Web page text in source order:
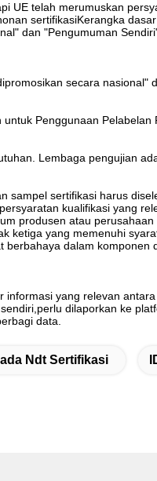
UE telah merumuskan
sertifikasiKerangka
dan "Pengumuman
secara nasional"
Penggunaan
Lembaga pengujian
sampel sertifikasi harus
kualifikasi yang
produsen atau
ketiga yang memenuhi
dalam komponen
yang relevan
dilaporkan ke
data.
Ndt Sertifikasi